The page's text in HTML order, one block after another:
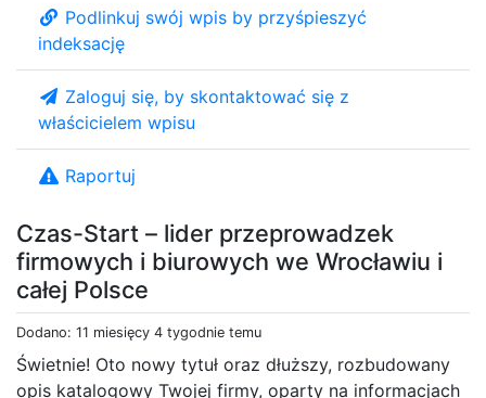
Czas-Start – lider przeprowadzek
firmowych i biurowych we Wrocławiu i
całej Polsce
Dodano: 11 miesięcy 4 tygodnie temu
Świetnie! Oto nowy tytuł oraz dłuższy, rozbudowany
opis katalogowy Twojej firmy, oparty na informacjach
Podlinkuj swój wpis by przyśpieszyć
indeksację
Zaloguj się, by skontaktować się z
właścicielem wpisu
Raportuj